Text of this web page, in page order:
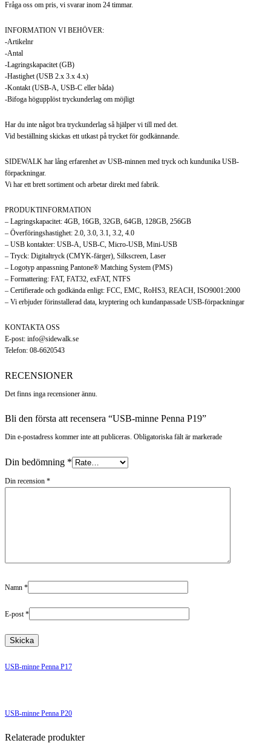
Fråga oss om pris, vi svarar inom 24 timmar.
INFORMATION VI BEHÖVER:
-Artikelnr
-Antal
-Lagringskapacitet (GB)
-Hastighet (USB 2.x 3.x 4.x)
-Kontakt (USB-A, USB-C eller båda)
-Bifoga högupplöst tryckunderlag om möjligt
Har du inte något bra tryckunderlag så hjälper vi till med det.
Vid beställning skickas ett utkast på trycket för godkännande.
SIDEWALK har lång erfarenhet av USB-minnen med tryck och kundunika USB-
förpackningar.
Vi har ett brett sortiment och arbetar direkt med fabrik.
PRODUKTINFORMATION
– Lagringskapacitet: 4GB, 16GB, 32GB, 64GB, 128GB, 256GB
– Överföringshastighet: 2.0, 3.0, 3.1, 3.2, 4.0
– USB kontakter: USB-A, USB-C, Micro-USB, Mini-USB
– Tryck: Digitaltryck (CMYK-färger), Silkscreen, Laser
– Logotyp anpassning Pantone® Matching System (PMS)
– Formattering: FAT, FAT32, exFAT, NTFS
– Certifierade och godkända enligt: FCC, EMC, RoHS3, REACH, ISO9001:2000
– Vi erbjuder förinstallerad data, kryptering och kundanpassade USB-förpackningar
KONTAKTA OSS
E-post: info@sidewalk.se
Telefon: 08-6620543
RECENSIONER
Det finns inga recensioner ännu.
Bli den första att recensera “USB-minne Penna P19”
Din e-postadress kommer inte att publiceras. Obligatoriska fält är markerade
Din bedömning *
Din recension *
Namn *
E-post*
USB-minne Penna P17
USB-minne Penna P20
Relaterade produkter